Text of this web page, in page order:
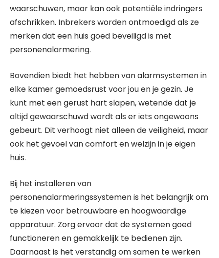
waarschuwen, maar kan ook potentiële indringers
afschrikken. Inbrekers worden ontmoedigd als ze
merken dat een huis goed beveiligd is met
personenalarmering.
Bovendien biedt het hebben van alarmsystemen in
elke kamer gemoedsrust voor jou en je gezin. Je
kunt met een gerust hart slapen, wetende dat je
altijd gewaarschuwd wordt als er iets ongewoons
gebeurt. Dit verhoogt niet alleen de veiligheid, maar
ook het gevoel van comfort en welzijn in je eigen
huis.
Bij het installeren van
personenalarmeringssystemen is het belangrijk om
te kiezen voor betrouwbare en hoogwaardige
apparatuur. Zorg ervoor dat de systemen goed
functioneren en gemakkelijk te bedienen zijn.
Daarnaast is het verstandig om samen te werken